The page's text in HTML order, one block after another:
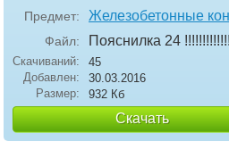
Предмет: Железобетонные
Файл: Пояснилка 24
Скачиваний:
45
Добавлен:
30.03.2016
Размер:
932 Кб
Скачать